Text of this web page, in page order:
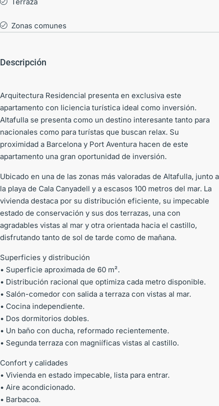
Zonas comunes
Descripción
Arquitectura Residencial presenta en exclusiva este
apartamento con liciencia turística ideal como inversión.
Altafulla se presenta como un destino interesante tanto para
nacionales como para turístas que buscan relax. Su
proximidad a Barcelona y Port Aventura hacen de este
apartamento una gran oportunidad de inversión.
Ubicado en una de las zonas más valoradas de Altafulla, junto a
la playa de Cala Canyadell y a escasos 100 metros del mar. La
vivienda destaca por su distribución eficiente, su impecable
estado de conservación y sus dos terrazas, una con
agradables vistas al mar y otra orientada hacia el castillo,
disfrutando tanto de sol de tarde como de mañana.
Superficies y distribución
• Superficie aproximada de 60 m².
• Distribución racional que optimiza cada metro disponible.
• Salón-comedor con salida a terraza con vistas al mar.
• Cocina independiente.
• Dos dormitorios dobles.
• Un baño con ducha, reformado recientemente.
• Segunda terraza con magniíficas vistas al castillo.
Confort y calidades
• Vivienda en estado impecable, lista para entrar.
• Aire acondicionado.
• Barbacoa.